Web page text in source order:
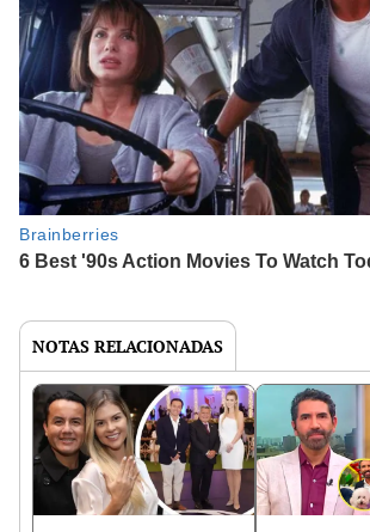
NOTAS RELACIONADAS